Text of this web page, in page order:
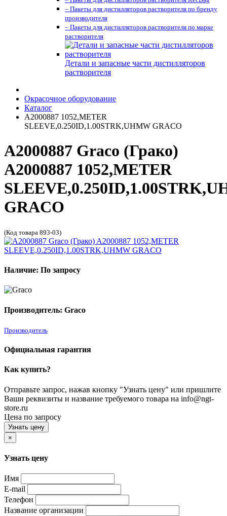
– Пакеты для дистилляторов растворителя по бренду
производителя
– Пакеты для дистилляторов растворителя по марке
растворителя
Детали и запасные части дистилляторов
растворителя
Окрасочное оборудование
Каталог
A2000887 1052,METER
SLEEVE,0.250ID,1.00STRK,UHMW GRACO
A2000887 Graco (Грако)
A2000887 1052,METER
GRACO
(Код товара 893-03)
Наличие: По запросу
Производитель: Graco
Производитель
Официальная гарантия
Как купить?
Отправьте запрос, нажав кнопку "Узнать цену" или пришлите
Ваши реквизиты и название требуемого товара на info@ngt-
store.ru
Цена по запросу
Узнать цену
×
Узнать цену
Имя
E-mail
Телефон
Название организации